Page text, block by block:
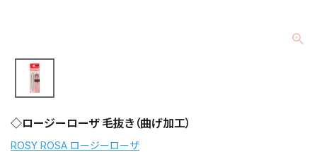
◇ロージーローザ 毛抜き（曲げ加工）
ROSY ROSA ロージーローザ